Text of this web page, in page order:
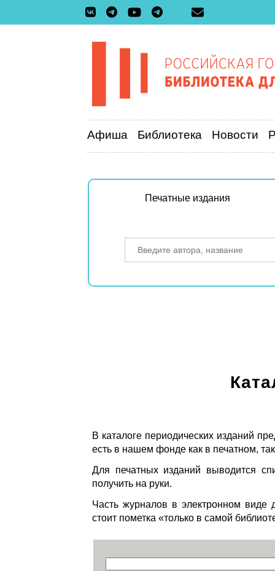
Афиша Библиотека Новости
Печатные издания
В каталоге периодических изданий
есть в нашем фонде как в печатном,
Для печатных изданий выводится
получить на руки.
Часть журналов в электронном виде
стоит пометка «только в самой